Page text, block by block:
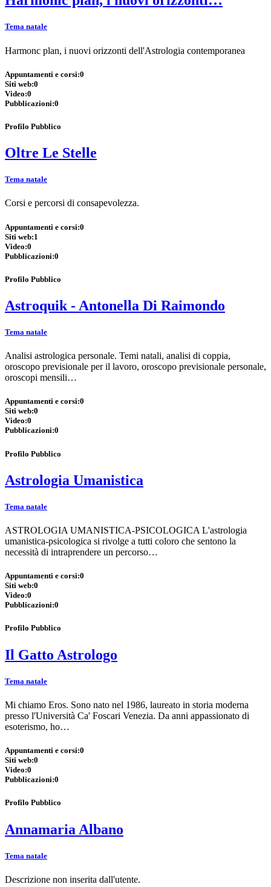
Tema natale
Harmonc plan, i nuovi orizzonti dell'Astrologia contemporanea
Appuntamenti e corsi:0
Siti web:0
Video:0
Pubblicazioni:0
Profilo Pubblico
Oltre Le Stelle
Tema natale
Corsi e percorsi di consapevolezza.
Appuntamenti e corsi:0
Siti web:1
Video:0
Pubblicazioni:0
Profilo Pubblico
Astroquik - Antonella Di Raimondo
Tema natale
Analisi astrologica personale. Temi natali, analisi di coppia,
oroscopo previsionale per il lavoro, oroscopo previsionale personale,
oroscopi mensili…
Appuntamenti e corsi:0
Siti web:0
Video:0
Pubblicazioni:0
Profilo Pubblico
Astrologia Umanistica
Tema natale
ASTROLOGIA UMANISTICA-PSICOLOGICA L'astrologia
umanistica-psicologica si rivolge a tutti coloro che sentono la
necessità di intraprendere un percorso…
Appuntamenti e corsi:0
Siti web:0
Video:0
Pubblicazioni:0
Profilo Pubblico
Il Gatto Astrologo
Tema natale
Mi chiamo Eros. Sono nato nel 1986, laureato in storia moderna
presso l'Università Ca' Foscari Venezia. Da anni appassionato di
esoterismo, ho…
Appuntamenti e corsi:0
Siti web:0
Video:0
Pubblicazioni:0
Profilo Pubblico
Annamaria Albano
Tema natale
Descrizione non inserita dall'utente.